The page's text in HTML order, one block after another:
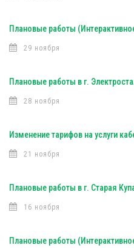
Плановые работы
29 ноября
Плановые работы в г.
28 ноября
Изменение тарифов на услуги
21 ноября
Плановые работы в г. Старая
16 ноября
Плановые работы